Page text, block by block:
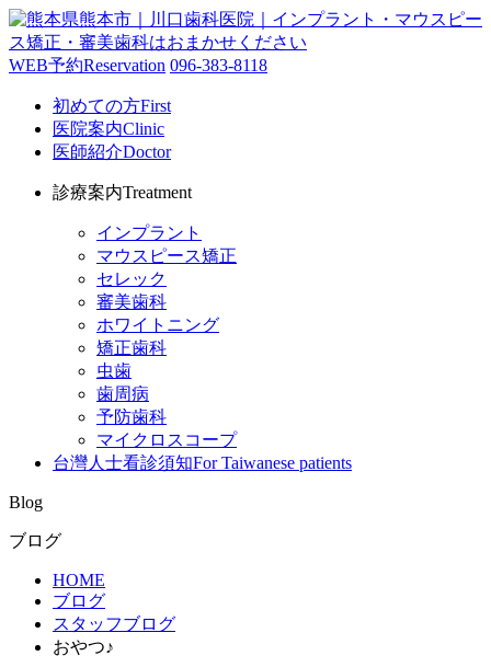
WEB予約Reservation 096-383-8118
初めての方First
医院案内Clinic
医師紹介Doctor
診療案内Treatment
インプラント
マウスピース矯正
セレック
審美歯科
ホワイトニング
矯正歯科
虫歯
歯周病
予防歯科
マイクロスコープ
台灣人士看診須知For Taiwanese patients
Blog
ブログ
HOME
ブログ
スタッフブログ
おやつ♪